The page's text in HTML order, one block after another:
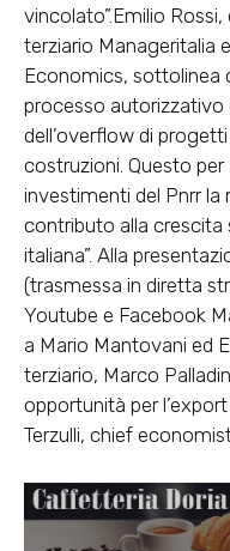
vincolato”.Emilio
terziario Manageritalia
Economics, sottolinea
processo autorizzativo
dell’overflow di
costruzioni. Questo
investimenti del Pnrr la
contributo alla crescita
italiana”. Alla
(trasmessa in diretta
Youtube e Facebook
a Mario Mantovani ed
terziario, Marco
opportunità per
Terzulli, chief